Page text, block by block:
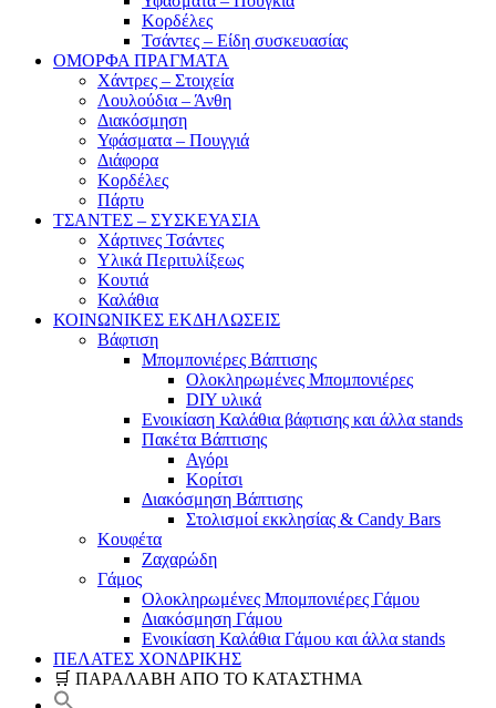
Κορδέλες
Τσάντες – Είδη συσκευασίας
ΟΜΟΡΦΑ ΠΡΑΓΜΑΤΑ
Χάντρες – Στοιχεία
Λουλούδια – Άνθη
Διακόσμηση
Υφάσματα – Πουγγιά
Διάφορα
Κορδέλες
Πάρτυ
ΤΣΑΝΤΕΣ – ΣΥΣΚΕΥΑΣΙΑ
Χάρτινες Τσάντες
Υλικά Περιτυλίξεως
Κουτιά
Καλάθια
ΚΟΙΝΩΝΙΚΕΣ ΕΚΔΗΛΩΣΕΙΣ
Βάφτιση
Μπομπονιέρες Βάπτισης
Ολοκληρωμένες Μπομπονιέρες
DIY υλικά
Ενοικίαση Καλάθια βάφτισης και άλλα stands
Πακέτα Βάπτισης
Αγόρι
Κορίτσι
Διακόσμηση Βάπτισης
Στολισμοί εκκλησίας & Candy Bars
Κουφέτα
Ζαχαρώδη
Γάμος
Ολοκληρωμένες Μπομπονιέρες Γάμου
Διακόσμηση Γάμου
Ενοικίαση Καλάθια Γάμου και άλλα stands
ΠΕΛΑΤΕΣ ΧΟΝΔΡΙΚΗΣ
🛒 ΠΑΡΑΛΑΒΗ ΑΠΟ ΤΟ ΚΑΤΑΣΤΗΜΑ